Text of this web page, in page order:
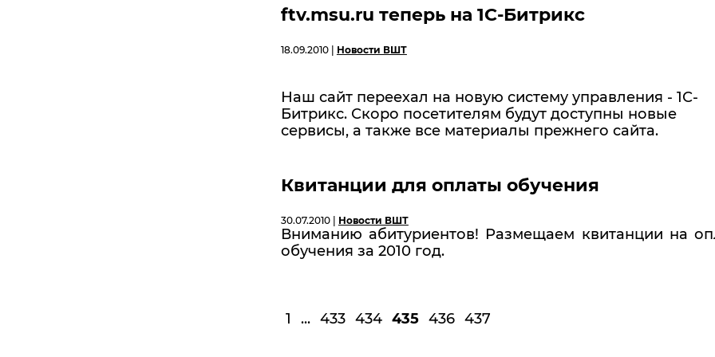
ftv.msu.ru теперь на 1С-Битрикс
18.09.2010 | Новости ВШТ
Наш сайт переехал на новую систему управления - 1С-
Битрикс. Скоро посетителям будут доступны новые
сервисы, а также все материалы прежнего сайта.
Квитанции для оплаты обучения
30.07.2010 | Новости ВШТ
Вниманию абитуриентов! Размещаем квитанции на
обучения за 2010 год.
1 ... 433 434 435 436 437